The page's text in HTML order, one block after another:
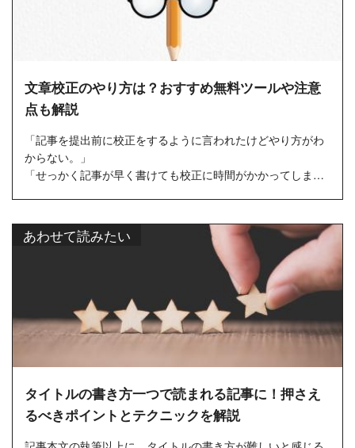
文章校正のやり方は？おすすめ無料ツールや注意
点も解説
「記事を提出前に校正をするように言われたけどやり方がわ
からない。」
「せっかく記事が早く書けても校正に時間がかかってしま
あわせて読みたい
タイトルの書き方一つで読まれる記事に！押さえ
るべきポイントとテクニックを解説